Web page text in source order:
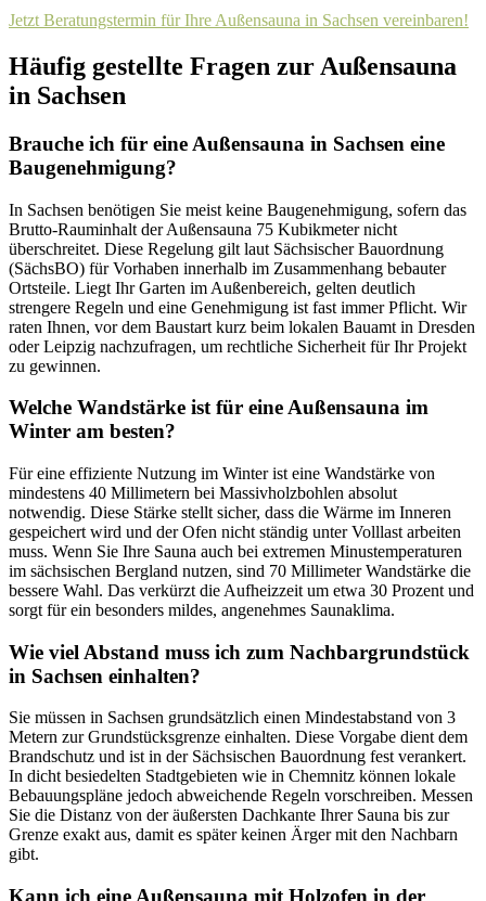
Jetzt Beratungstermin für Ihre Außensauna in Sachsen vereinbaren!
Häufig gestellte Fragen zur Außensauna
in Sachsen
Brauche ich für eine Außensauna in Sachsen eine
Baugenehmigung?
In Sachsen benötigen Sie meist keine Baugenehmigung, sofern das
Brutto-Rauminhalt der Außensauna 75 Kubikmeter nicht
überschreitet. Diese Regelung gilt laut Sächsischer Bauordnung
(SächsBO) für Vorhaben innerhalb im Zusammenhang bebauter
Ortsteile. Liegt Ihr Garten im Außenbereich, gelten deutlich
strengere Regeln und eine Genehmigung ist fast immer Pflicht. Wir
raten Ihnen, vor dem Baustart kurz beim lokalen Bauamt in Dresden
oder Leipzig nachzufragen, um rechtliche Sicherheit für Ihr Projekt
zu gewinnen.
Welche Wandstärke ist für eine Außensauna im
Winter am besten?
Für eine effiziente Nutzung im Winter ist eine Wandstärke von
mindestens 40 Millimetern bei Massivholzbohlen absolut
notwendig. Diese Stärke stellt sicher, dass die Wärme im Inneren
gespeichert wird und der Ofen nicht ständig unter Volllast arbeiten
muss. Wenn Sie Ihre Sauna auch bei extremen Minustemperaturen
im sächsischen Bergland nutzen, sind 70 Millimeter Wandstärke die
bessere Wahl. Das verkürzt die Aufheizzeit um etwa 30 Prozent und
sorgt für ein besonders mildes, angenehmes Saunaklima.
Wie viel Abstand muss ich zum Nachbargrundstück
in Sachsen einhalten?
Sie müssen in Sachsen grundsätzlich einen Mindestabstand von 3
Metern zur Grundstücksgrenze einhalten. Diese Vorgabe dient dem
Brandschutz und ist in der Sächsischen Bauordnung fest verankert.
In dicht besiedelten Stadtgebieten wie in Chemnitz können lokale
Bebauungspläne jedoch abweichende Regeln vorschreiben. Messen
Sie die Distanz von der äußersten Dachkante Ihrer Sauna bis zur
Grenze exakt aus, damit es später keinen Ärger mit den Nachbarn
gibt.
Kann ich eine Außensauna mit Holzofen in der